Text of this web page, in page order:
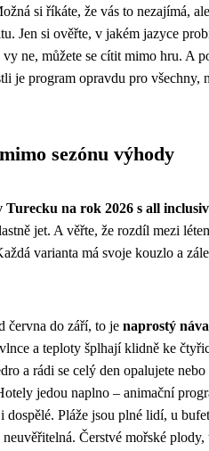
si říkáte, že vás to nezajímá,
Jen si ověřte, v jakém jazyce
ne, můžete se cítit mimo hru. A
je program opravdu pro všechny,
sezónu výhody
Turecku na rok 2026 s all
jet. A věřte, že rozdíl mezi
varianta má svoje kouzlo a
června do září, to je naprostý
a teploty šplhají klidně ke
a rádi se celý den opalujete
jedou naplno – animační
Pláže jsou plné lidí, u
Čerstvé mořské